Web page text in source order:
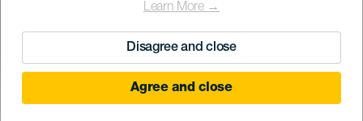
Learn More →
Disagree and close
Agree and close